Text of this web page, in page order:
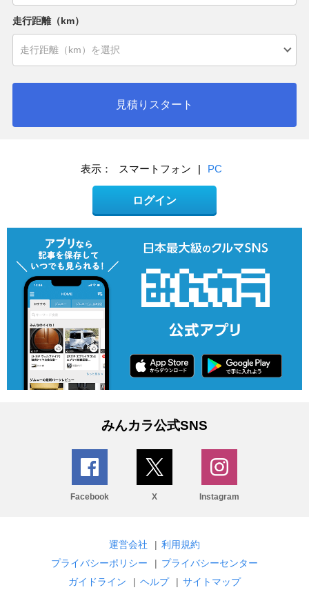
走行距離（km）
見積りスタート
表示： スマートフォン | PC
ログイン
みんカラ公式SNS
Facebook X Instagram
運営会社 | 利用規約
プライバシーポリシー
| プライバシーセンター
ガイドライン
| ヘルプ | サイトマップ